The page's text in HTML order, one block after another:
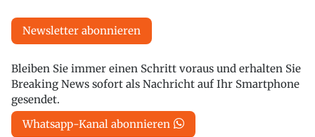
Newsletter abonnieren
Bleiben Sie immer einen Schritt voraus und erhalten Sie
Breaking News sofort als Nachricht auf Ihr Smartphone
gesendet.
Whatsapp-Kanal abonnieren